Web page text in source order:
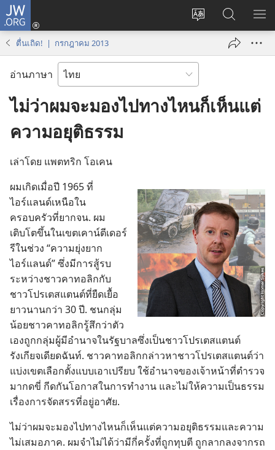
JW.ORG
เปลี่ยน
เข้า
(เปิด
ใหม่)
ค้นหา
ใน
JW.ORG
แส
ตื่นเถิด! | กรกฎาคม 2013
อ่านภาษา
ไม่ว่าผมจะมองไปทางไหนก็เห็นแต่
ความอยุติธรรม
เล่า​โดย แพตทริก โอเคน
ผม​เกิด​เมื่อ​ปี 1965 ที่​
ไอร์แลนด์​เหนือ​ใน​
ครอบครัว​ที่​ยาก​จน. ผม​
เติบโต​ขึ้น​ใน​เขต​เคาน์ตีเดอร์
รี​ใน​ช่วง “ความ​ยุ่งยาก​
ไอร์แลนด์” ซึ่ง​มี​การ​สู้​รบ​
ระหว่าง​ชาว​คาทอลิก​กับ​
ชาว​โปรเตสแตนต์​ที่​ยืดเยื้อ​
ยาว​นาน​กว่า 30 ปี. ชน​กลุ่ม​
น้อย​ชาว​คาทอลิก​รู้สึก​ว่า​ตัว​
เอง​ถูก​กลุ่ม​ผู้​มี​อำนาจ​ใน​รัฐบาล​ซึ่ง​เป็น​ชาว​โปรเตสแตนต์​
รังเกียจ​เดียด​ฉันท์. ชาว​คาทอลิก​กล่าวหา​ชาว​โปรเตสแตนต์​ว่า​
แบ่ง​เขต​เลือก​ตั้ง​แบบ​เอา​เปรียบ ใช้​อำนาจ​ของ​เจ้าหน้าที่​ตำรวจ​
มา​กดขี่ กีด​กัน​โอกาส​ใน​การ​ทำ​งาน และ​ไม่​ให้​ความ​เป็น​ธรรม​
เรื่อง​การ​จัด​สรร​ที่​อยู่​อาศัย.
ไม่​ว่า​ผม​จะ​มอง​ไป​ทาง​ไหน​ก็​เห็น​แต่​ความ​อยุติธรรม​และ​ความ​
ไม่​เสมอ​ภาค. ผม​จำ​ไม่​ได้​ว่า​มี​กี่​ครั้ง​ที่​ถูก​ทุบ​ตี ถูก​ลาก​ลง​จาก​รถ​